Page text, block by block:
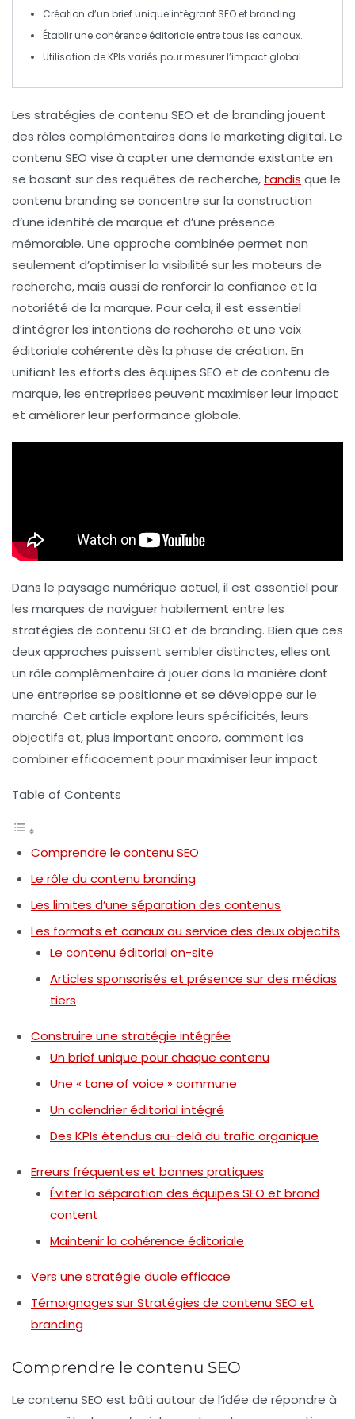
Création d’un brief uniqueintégrant SEO etbranding.
Établir une cohérence éditoriale entre tous les canaux.
Utilisation deKPIs variés pour mesurer l’impact global.
Les stratégies de contenu SEO et de branding jouent
des rôles complémentaires dans le marketing digital. Le
contenu SEO vise à capter une demande existante en
se basant sur des requêtes de recherche, tandis que le
contenu branding se concentre sur la construction
d’une identité de marque et d’une présence
mémorable. Une approche combinée permet non
seulement d’optimiser la visibilité sur les moteurs de
recherche, mais aussi de renforcirla confiance et la
notoriété de la marque. Pour cela, il est essentiel
d’intégrer les intentions de recherche et une voix
éditoriale cohérente dès la phase de création. En
unifiant les efforts des équipes SEO et de contenu de
marque, les entreprises peuvent maximiser leur impact
et améliorer leur performance globale.
Dans le paysage numérique actuel, il est essentiel pour
les marques de naviguer habilement entre les
stratégies de contenu SEO et de branding. Bien que ces
deux approches puissent sembler distinctes, elles ont
un rôle complémentaire à jouer dans la manière dont
une entreprise se positionne et se développe sur le
marché. Cet article explore leurs spécificités, leurs
objectifs et, plus important encore, comment les
combiner efficacement pour maximiser leur impact.
Table of Contents
Comprendre le contenu SEO
Le rôle du contenu branding
Les limites d’une séparation des contenus
Les formats et canaux au service des deux objectifs
Le contenu éditorial on-site
Articles sponsorisés et présence sur des médias
tiers
Construire une stratégie intégrée
Un brief unique pour chaque contenu
Une « tone of voice » commune
Un calendrier éditorial intégré
Des KPIs étendus au-delà du trafic organique
Erreurs fréquentes et bonnes pratiques
Éviter la séparation des équipes SEO et brand
content
Maintenir la cohérence éditoriale
Vers une stratégie duale efficace
Témoignages sur Stratégies de contenu SEO et
branding
Comprendre le contenu SEO
Le contenu SEO est bâti autour de l’idée de répondre à